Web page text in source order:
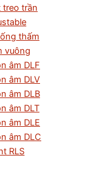
treo trần
thấm
vuông
âm DLF
âm DLV
âm DLB
âm DLT
âm DLE
âm DLC
RLS